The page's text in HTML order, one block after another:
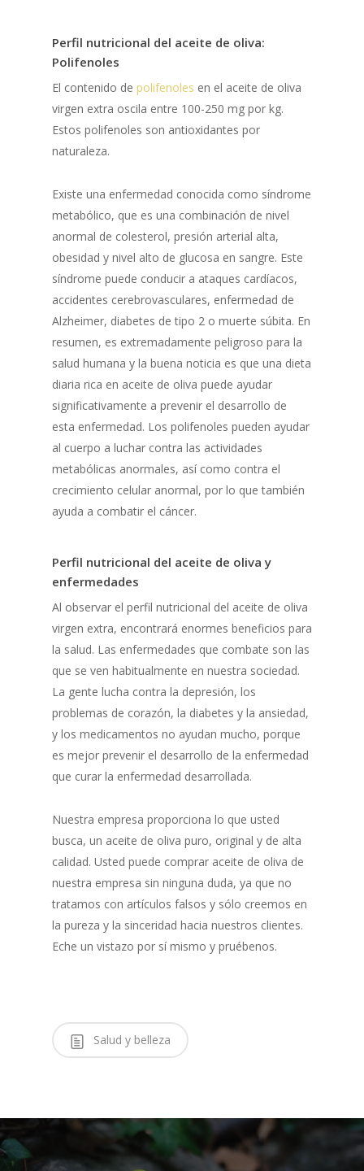
Perfil nutricional del aceite de oliva:
Polifenoles
El contenido de polifenoles en el aceite de oliva
virgen extra oscila entre 100-250 mg por kg.
Estos polifenoles son antioxidantes por
naturaleza.
Existe una enfermedad conocida como síndrome
metabólico, que es una combinación de nivel
anormal de colesterol, presión arterial alta,
obesidad y nivel alto de glucosa en sangre. Este
síndrome puede conducir a ataques cardíacos,
accidentes cerebrovasculares, enfermedad de
Alzheimer, diabetes de tipo 2 o muerte súbita. En
resumen, es extremadamente peligroso para la
salud humana y la buena noticia es que una dieta
diaria rica en aceite de oliva puede ayudar
significativamente a prevenir el desarrollo de
esta enfermedad. Los polifenoles pueden ayudar
al cuerpo a luchar contra las actividades
metabólicas anormales, así como contra el
crecimiento celular anormal, por lo que también
ayuda a combatir el cáncer.
Perfil nutricional del aceite de oliva y
enfermedades
Al observar el perfil nutricional del aceite de oliva
virgen extra, encontrará enormes beneficios para
la salud. Las enfermedades que combate son las
que se ven habitualmente en nuestra sociedad.
La gente lucha contra la depresión, los
problemas de corazón, la diabetes y la ansiedad,
y los medicamentos no ayudan mucho, porque
es mejor prevenir el desarrollo de la enfermedad
que curar la enfermedad desarrollada.
Nuestra empresa proporciona lo que usted
busca, un aceite de oliva puro, original y de alta
calidad. Usted puede comprar aceite de oliva de
nuestra empresa sin ninguna duda, ya que no
tratamos con artículos falsos y sólo creemos en
la pureza y la sinceridad hacia nuestros clientes.
Eche un vistazo por sí mismo y pruébenos.
Salud y belleza